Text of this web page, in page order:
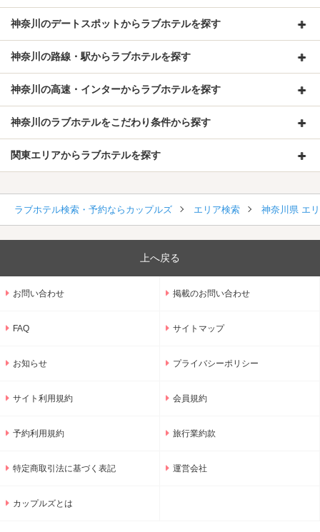
神奈川のデートスポットからラブホテルを探す
神奈川の路線・駅からラブホテルを探す
神奈川の高速・インターからラブホテルを探す
神奈川のラブホテルをこだわり条件から探す
関東エリアからラブホテルを探す
ラブホテル検索・予約ならカップルズ エリア検索 神奈川県 エ
上へ戻る
お問い合わせ 掲載のお問い合わせ
FAQ サイトマップ
お知らせ プライバシーポリシー
サイト利用規約 会員規約
予約利用規約 旅行業約款
特定商取引法に基づく表記 運営会社
カップルズとは